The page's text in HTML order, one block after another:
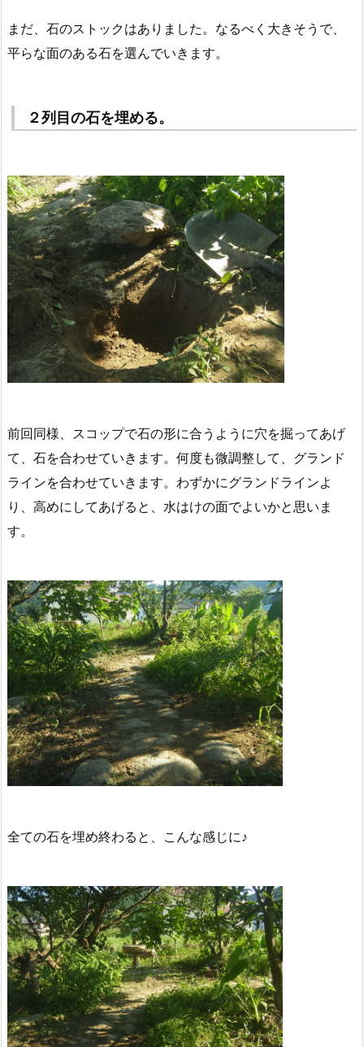
まだ、石のストックはありました。なるべく大きそうで、
平らな面のある石を選んでいきます。
２列目の石を埋める。
前回同様、スコップで石の形に合うように穴を掘ってあげ
て、石を合わせていきます。何度も微調整して、グランド
ラインを合わせていきます。わずかにグランドラインよ
り、高めにしてあげると、水はけの面でよいかと思いま
す。
全ての石を埋め終わると、こんな感じに♪